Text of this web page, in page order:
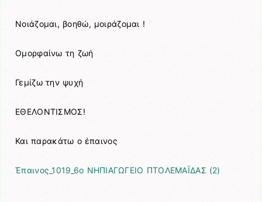
Νοιάζομαι, βοηθώ, μοιράζομαι !
Ομορφαίνω τη ζωή
Γεμίζω την ψυχή
ΕΘΕΛΟΝΤΙΣΜΟΣ!
Και παρακάτω ο έπαινος
Έπαινος_1019_6o ΝΗΠΙΑΓΩΓΕΙΟ ΠΤΟΛΕΜΑΪΔΑΣ (2)